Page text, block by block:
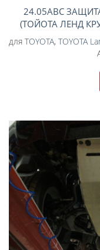
24.05ABC ЗАЩИТА
(ТОЙОТА ЛЕНД
для TOYOTA, TOYOTA